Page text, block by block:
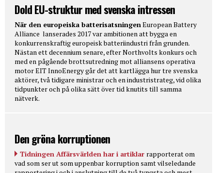
Dold EU-struktur med svenska intressen
När den europeiska batterisatsningenEuropean Battery
Alliance lanserades 2017 var ambitionen att bygga en
konkurrenskraftig europeisk batteriindustri från grunden.
Nästan ett decennium senare, efter Northvolts konkurs och
med en pågående brottsutredning mot alliansens operativa
motor EIT InnoEnergy går det att kartlägga hur tre svenska
aktörer, två tidigare ministrar och en industristrateg, vid olika
tidpunkter och på olika sätt över tid knutits till samma
nätverk.
Den gröna korruptionen
Tidningen Affärsvärlden har i artiklar rapporterat om
vad som ser ut som uppenbar korruption samt vilseledande